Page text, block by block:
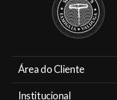
Área do Cliente
Institucional